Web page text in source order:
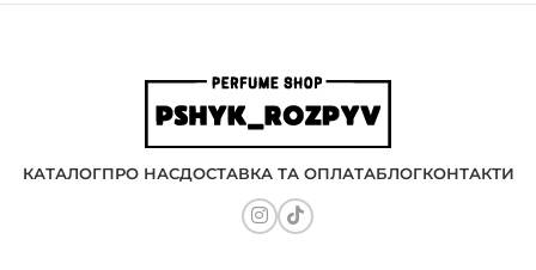
КАТАЛОГПРО НАСДОСТАВКА ТА ОПЛАТАБЛОГКОНТАКТИ